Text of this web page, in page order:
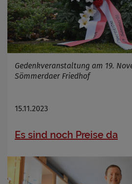
Gedenkveranstaltung am 19.
Sömmerdaer Friedhof
15.11.2023
Es sind noch Preise da